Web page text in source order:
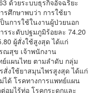
ด้วยระบบธุรกิจอัจฉริยะ
รศึกษาพบว่า การใช้ยา
นการใช้ในงานผู้ป่วยนอก
รระดับปฐมภูมิร้อยละ 74.20
ผู้สั่งใช้สูงสุด ได้แก่
ณสุข เจ้าพนักงาน
แผนไทย ตามลำดับ กลุ่ม
งใช้ยาสมุนไพรสูงสุด ได้แก่
ได้ โรคทางการแพทย์แผน
อมไร้ท่อ โรคกระดูกและ